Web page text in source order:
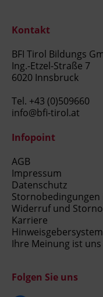
Kontakt
BFI Tirol Bildungs
Ing.-Etzel-Straße 7
6020 Innsbruck
Tel. +43 (0)509660
info@bfi-tirol.at
Infopoint
AGB
Impressum
Datenschutz
Stornobedingungen
Widerruf und
Karriere
Hinweisgebersystem
Ihre Meinung ist
Folgen Sie uns